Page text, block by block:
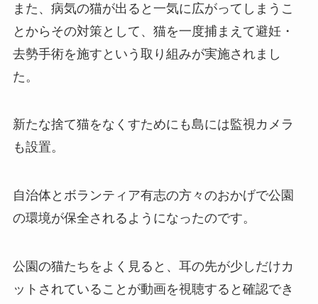
また、病気の猫が出ると一気に広がってしまうこ
とからその対策として、猫を一度捕まえて避妊・
去勢手術を施すという取り組みが実施されまし
た。
新たな捨て猫をなくすためにも島には監視カメラ
も設置。
自治体とボランティア有志の方々のおかげで公園
の環境が保全されるようになったのです。
公園の猫たちをよく見ると、耳の先が少しだけカ
ットされていることが動画を視聴すると確認でき